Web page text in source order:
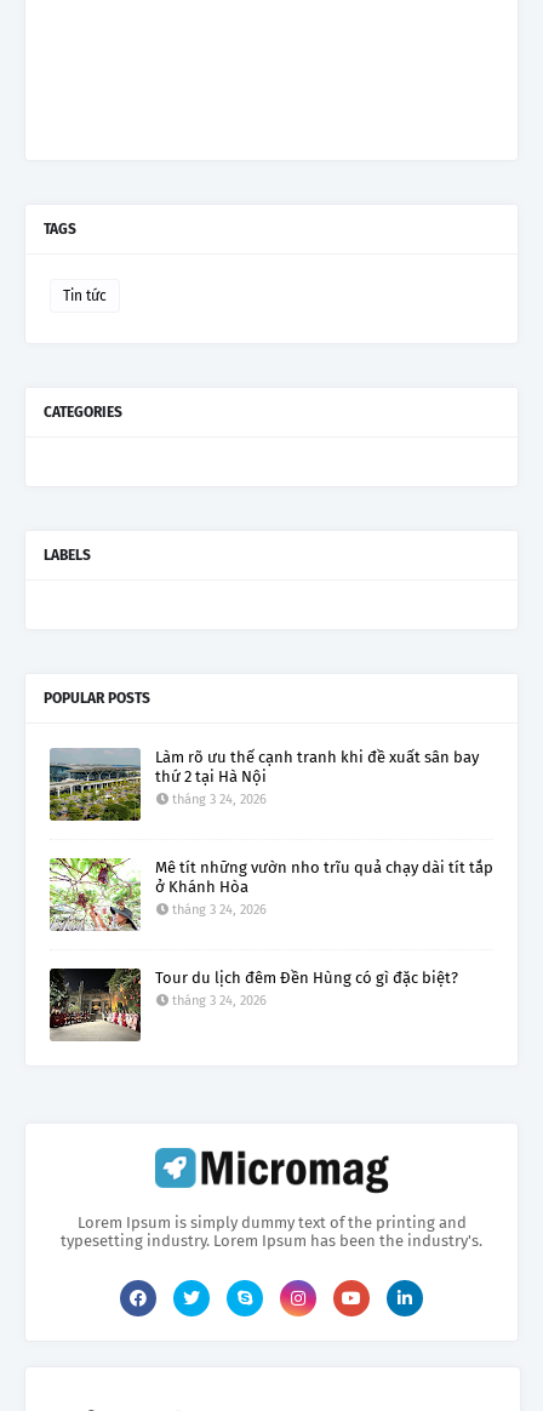
TAGS
Tin tức
CATEGORIES
LABELS
POPULAR POSTS
Làm rõ ưu thế cạnh tranh khi đề xuất sân bay
thứ 2 tại Hà Nội
tháng 3 24, 2026
Mê tít những vườn nho trĩu quả chạy dài tít tắp
ở Khánh Hòa
tháng 3 24, 2026
Tour du lịch đêm Đền Hùng có gì đặc biệt?
tháng 3 24, 2026
Lorem Ipsum is simply dummy text of the printing and
typesetting industry. Lorem Ipsum has been the industry's.